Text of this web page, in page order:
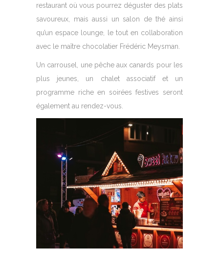
restaurant où vous pourrez déguster des plats
savoureux, mais aussi un salon de thé ainsi
qu’un espace lounge, le tout en collaboration
avec le maître chocolatier Frédéric Meysman.
Un carrousel, une pêche aux canards pour les
plus jeunes, un chalet associatif et un
programme riche en soirées festives seront
également au rendez-vous.